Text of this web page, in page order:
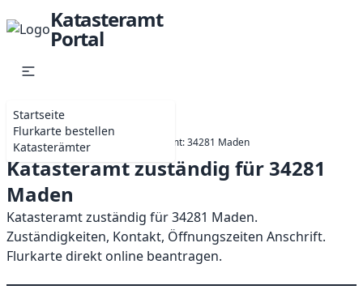
Katasteramt
Portal
Startseite
Flurkarte bestellen
Katasterämter
Startseite Hessen Katasteramt: 34281 Maden
Katasteramt zuständig für 34281
Maden
Katasteramt zuständig für 34281 Maden.
Zuständigkeiten, Kontakt, Öffnungszeiten Anschrift.
Flurkarte direkt online beantragen.